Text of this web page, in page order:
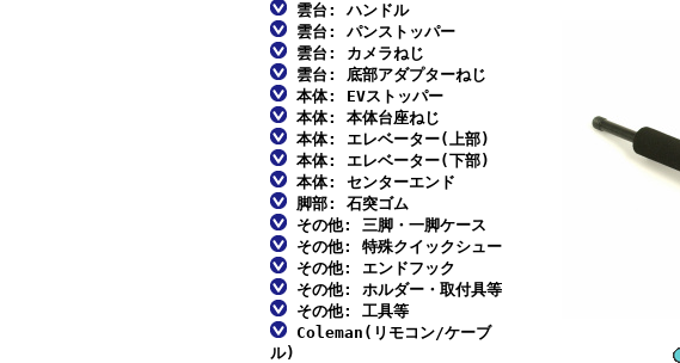
ファミリー三脚
アルミ三脚
ビデオ三脚
カーボン三脚
スタンド型一脚
一脚
雲台単品
アクセサリー
雲台: ハンドル
ファミリー三脚
アルミ三脚
ビデオ三脚
カーボン三脚
スタンド型一脚・一脚
雲台単品
アクセサリー
雲台: パンストッパー
ファミリー三脚
アルミ三脚
ビデオ三脚
カーボン三脚
スタンド型一脚・一脚
雲台単品
アクセサリー
雲台: カメラねじ
ファミリー三脚
アルミ三脚
カーボン三脚
雲台単品
アクセサリー
雲台: 底部アダプターねじ
MFスクリュー
対応一覧: ハンドル雲台
対応一覧: 自由雲台
対応一覧: アクセサリー
取付不能雲台
本体: EVストッパー
ファミリー三脚
アルミ三脚
ビデオ三脚
カーボン三脚
スタンド型一脚
アクセサリー
本体: 本体台座ねじ
アルミ三脚
カーボン三脚
スタンド型一脚・一脚
本体: エレベーター(上部)
アルミ三脚
ビデオ三脚
カーボン三脚
アクセサリー
本体: エレベーター(下部)
アルミ三脚
ビデオ三脚
カーボン三脚
アクセサリー
本体: センターエンド
アルミ三脚
ビデオ三脚
カーボン三脚01
カーボン三脚02
アクセサリー
脚部: 石突ゴム
ファミリー三脚
アルミ三脚
ビデオ三脚
カーボン三脚
その他: 三脚・一脚ケース
ファミリー三脚
アルミ三脚
ビデオ三脚
その他: 特殊クイックシュー
ダボ式シュー
その他: エンドフック
エンドフック
その他: ホルダー・取付具等
ホルダー・取付具等
その他: 工具等
工具類
Coleman(リモコン/ケーブ
ル)